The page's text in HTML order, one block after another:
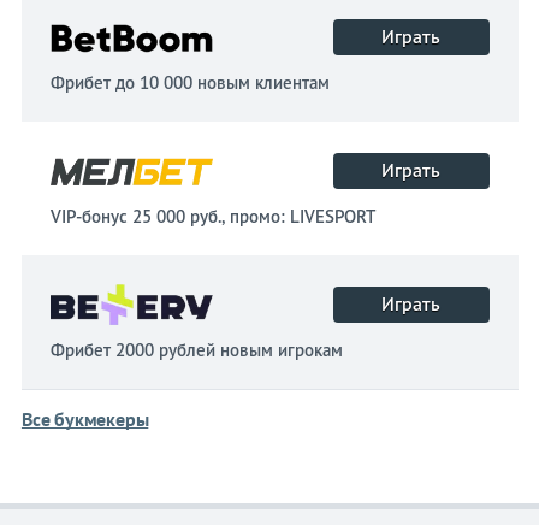
Играть
Фрибет до 10 000 новым клиентам
Играть
VIP-бонус 25 000 руб., промо: LIVESPORT
Играть
Фрибет 2000 рублей новым игрокам
Все букмекеры